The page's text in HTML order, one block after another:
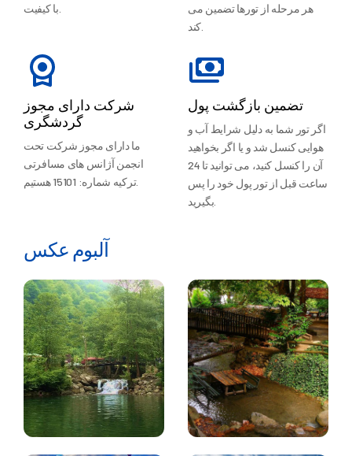
هر مرحله از تورها تضمین می
شرکت دارای مجوز
گردشگری
ما دارای مجوز شرکت تحت
انجمن آژانس های مسافرتی
ترکیه شماره: 15101 هستیم.
تضمین بازگشت پول
اگر تور شما به دلیل شرایط آب و
هوایی کنسل شد و یا اگر بخواهید
آن را کنسل کنید، می توانید تا 24
ساعت قبل از تور پول خود را پس
آلبوم عکس